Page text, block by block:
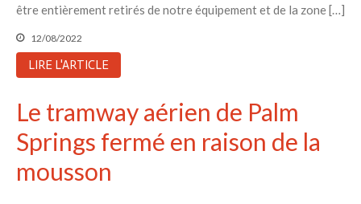
Ecologist
Recent Comments
être entièrement retirés de notre équipement et de la zone […]
12/08/2022
LIRE L'ARTICLE
Le tramway aérien de Palm
Springs fermé en raison de la
mousson